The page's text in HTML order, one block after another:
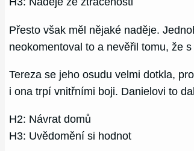
Přesto však měl nějaké naděje.
neokomentoval to a nevěřil tomu, že
Tereza se jeho osudu velmi dotkla,
i ona trpí vnitřními boji. Danielovi to
H2: Návrat domů
H3: Uvědomění si hodnot